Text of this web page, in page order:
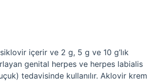
içerir ve 2 g, 5 g ve 10 g’lık
genital herpes ve herpes labialis
tedavisinde kullanılır. Aklovir krem